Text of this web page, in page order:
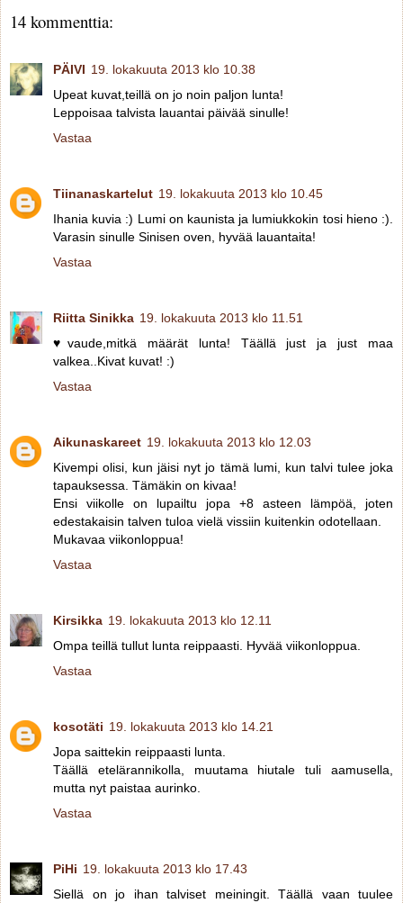
14 kommenttia:
PÄIVI 19. lokakuuta 2013 klo 10.38
Upeat kuvat,teillä on jo noin paljon lunta!
Leppoisaa talvista lauantai päivää sinulle!
Vastaa
Tiinanaskartelut 19. lokakuuta 2013 klo 10.45
Ihania kuvia :) Lumi on kaunista ja lumiukkokin tosi hieno :).
Varasin sinulle Sinisen oven, hyvää lauantaita!
Vastaa
Riitta Sinikka 19. lokakuuta 2013 klo 11.51
♥vaude,mitkä määrät lunta! Täällä just ja just maa
valkea..Kivat kuvat! :)
Vastaa
Aikunaskareet 19. lokakuuta 2013 klo 12.03
Kivempi olisi, kun jäisi nyt jo tämä lumi, kun talvi tulee joka
tapauksessa. Tämäkin on kivaa!
Ensi viikolle on lupailtu jopa +8 asteen lämpöä, joten
edestakaisin talven tuloa vielä vissiin kuitenkin odotellaan.
Mukavaa viikonloppua!
Vastaa
Kirsikka 19. lokakuuta 2013 klo 12.11
Ompa teillä tullut lunta reippaasti. Hyvää viikonloppua.
Vastaa
kosotäti 19. lokakuuta 2013 klo 14.21
Jopa saittekin reippaasti lunta.
Täällä etelärannikolla, muutama hiutale tuli aamusella,
mutta nyt paistaa aurinko.
Vastaa
PiHi 19. lokakuuta 2013 klo 17.43
Siellä on jo ihan talviset meiningit. Täällä vaan tuulee